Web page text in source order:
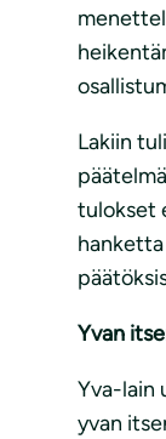
Lakiin
tulokset
hanketta
Yvan
Yva-lain
yvan